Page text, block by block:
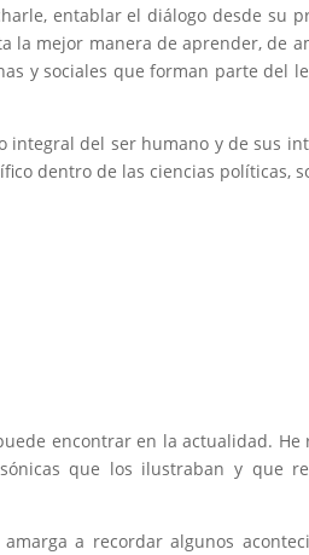
entablar el diálogo desde su
la mejor manera de aprender, de
y sociales que forman parte del
del ser humano y de sus
dentro de las ciencias políticas,
encontrar en la actualidad.
que los ilustraban y que
a recordar algunos